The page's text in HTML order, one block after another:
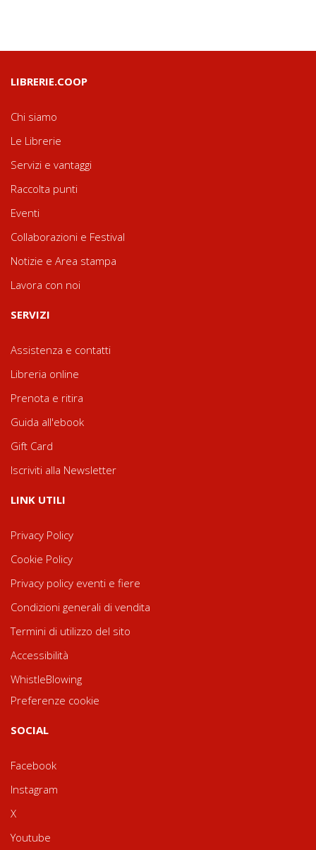
LIBRERIE.COOP
Chi siamo
Le Librerie
Servizi e vantaggi
Raccolta punti
Eventi
Collaborazioni e Festival
Notizie e Area stampa
Lavora con noi
SERVIZI
Assistenza e contatti
Libreria online
Prenota e ritira
Guida all'ebook
Gift Card
Iscriviti alla Newsletter
LINK UTILI
Privacy Policy
Cookie Policy
Privacy policy eventi e fiere
Condizioni generali di vendita
Termini di utilizzo del sito
Accessibilità
WhistleBlowing
Preferenze cookie
SOCIAL
Facebook
Instagram
X
Youtube